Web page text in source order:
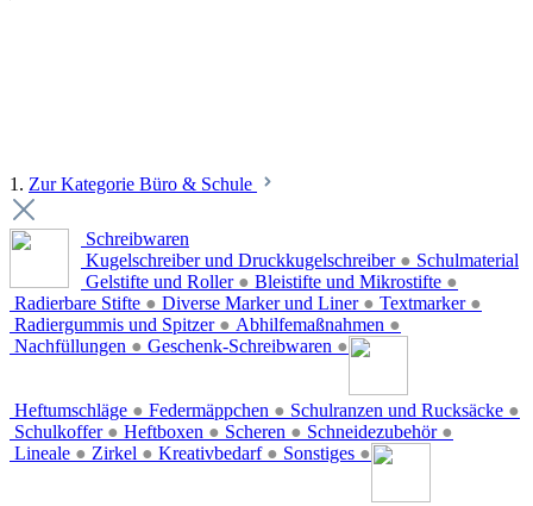
1. Zur Kategorie Büro & Schule
Schreibwaren
Kugelschreiber und Druckkugelschreiber ●
Gelstifte und Roller ● Bleistifte und Mikrostifte ●
Radierbare Stifte ● Diverse Marker und Liner ● Textmarker ●
Radiergummis und Spitzer ● Abhilfemaßnahmen ●
Nachfüllungen ● Geschenk-Schreibwaren ●
Schulmaterial
Heftumschläge ● Federmäppchen ● Schulranzen und Rucksäcke ●
Schulkoffer ● Heftboxen ● Scheren ● Schneidezubehör ●
Lineale ● Zirkel ● Kreativbedarf ● Sonstiges ●